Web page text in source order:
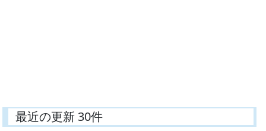
最近の更新 30件